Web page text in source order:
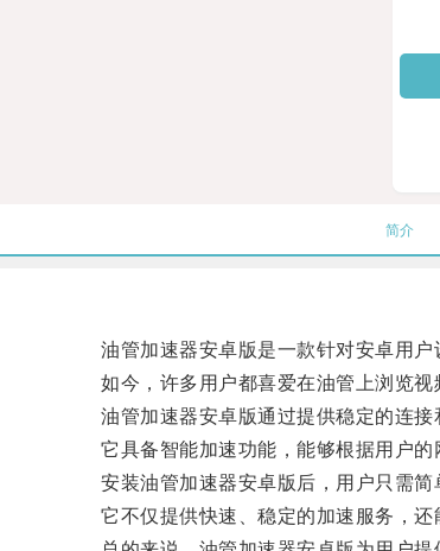
简介
油管加速器安卓版是一款针对安卓用户
如今，许多用户都喜爱在油管上浏览视
油管加速器安卓版通过提供稳定的连接
它具备智能加速功能，能够根据用户的
安装油管加速器安卓版后，用户只需简
它不仅提供快速、稳定的加速服务，还